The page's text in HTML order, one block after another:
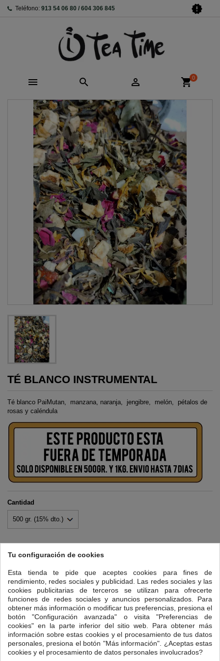
Teléfono: 913 54 06 80 / 604 306 845 new_releases
   shopping_cart0
TÉ BLANCO INSTRUMENTAL
Té blanco PaiMutan, manzana, naranja, jengibre, melón, pétalos de
rosas y caléndula
Cantidad
34,00 € Impuestos incluidos
Cantidad  Añadir al carrito
Disponible
DESCRIPCIÓN DETALLES DEL PRODUCTO
Celebramos el mes de abril haciendo un pequeño
Tu configuración de cookies
Esta tienda te pide que aceptes cookies para fines de
rendimiento, redes sociales y publicidad. Las redes sociales y las
cookies publicitarias de terceros se utilizan para ofrecerte
funciones de redes sociales y anuncios personalizados. Para
obtener más información o modificar tus preferencias, presiona el
botón "Configuración avanzada" o visita "Preferencias de
cookies" en la parte inferior del sitio web. Para obtener más
información sobre estas cookies y el procesamiento de tus datos
personales, presiona el botón "Más información". ¿Aceptas estas
cookies y el procesamiento de datos personales involucrados?